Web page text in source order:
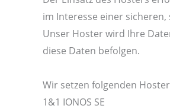
im Interesse einer
Unser Hoster wird Ihre
diese Daten befolgen.
Wir setzen folgenden
1&1 IONOS SE